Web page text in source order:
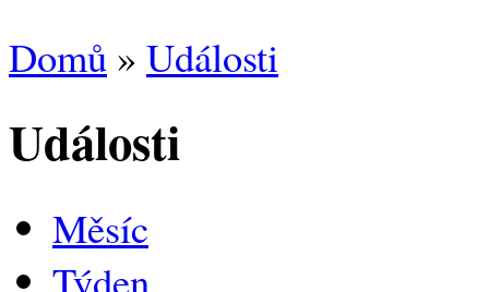
Domů » Události
Události
Měsíc
Týden